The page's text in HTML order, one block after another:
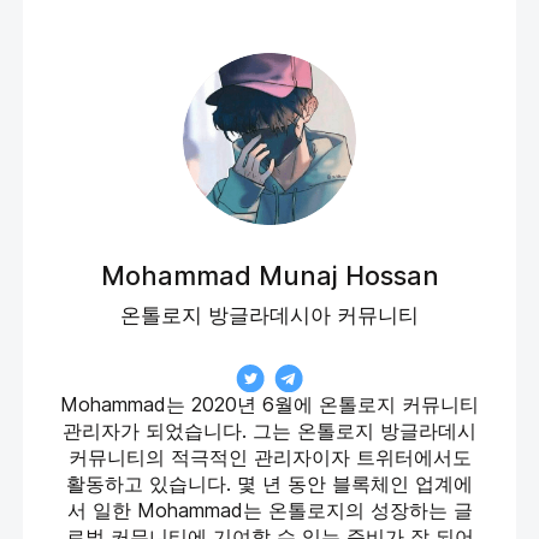
Mohammad Munaj Hossan
온톨로지 방글라데시아 커뮤니티
Mohammad는 2020년 6월에 온톨로지 커뮤니티
관리자가 되었습니다. 그는 온톨로지 방글라데시
커뮤니티의 적극적인 관리자이자 트위터에서도
활동하고 있습니다. 몇 년 동안 블록체인 업계에
서 일한 Mohammad는 온톨로지의 성장하는 글